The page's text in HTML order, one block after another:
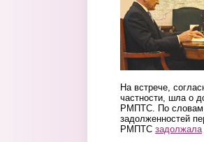
На встрече,
частности, шла о
РМПТС. По словам
задолженностей
РМПТС задолжала